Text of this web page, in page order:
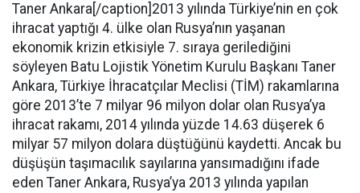
Taner Ankara[/caption]2013 yılında Türkiye’nin en çok
ihracat yaptığı 4. ülke olan Rusya’nın yaşanan
ekonomik krizin etkisiyle 7. sıraya gerilediğini
söyleyen Batu Lojistik Yönetim Kurulu Başkanı Taner
Ankara, Türkiye İhracatçılar Meclisi (TİM) rakamlarına
göre 2013’te 7 milyar 96 milyon dolar olan Rusya’ya
ihracat rakamı, 2014 yılında yüzde 14.63 düşerek 6
milyar 57 milyon dolara düştüğünü kaydetti. Ancak bu
düşüşün taşımacılık sayılarına yansımadığını ifade
eden Taner Ankara, Rusya’ya 2013 yılında yapılan